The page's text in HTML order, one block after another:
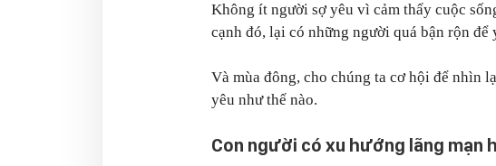
Không ít người sợ yêu vì cảm thấy cuộc
cạnh đó, lại có những người quá bận rộn để
Và mùa đông, cho chúng ta cơ hội để nhìn
yêu như thế nào.
Con người có xu hướng lãng mạn